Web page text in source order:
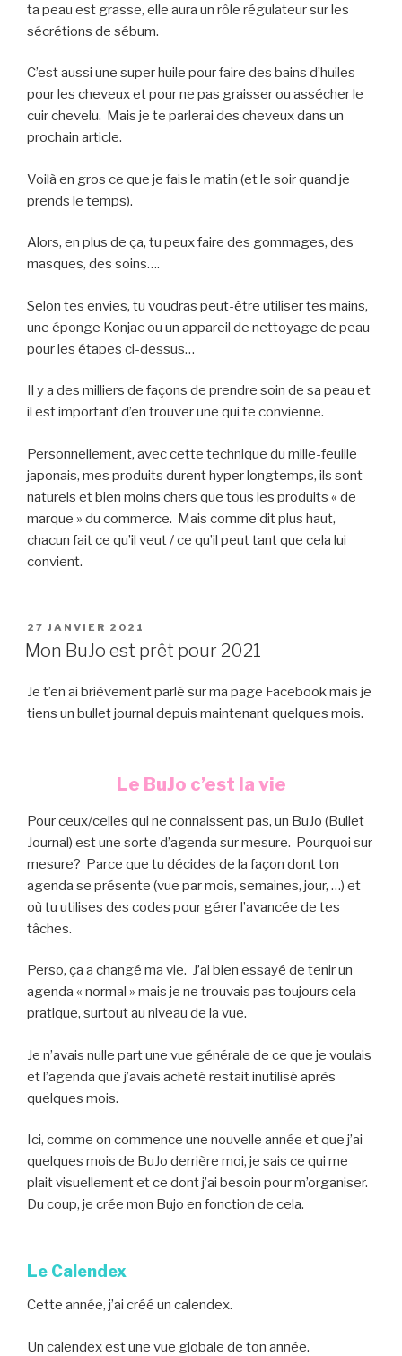
ta peau est grasse, elle aura un rôle régulateur sur les
sécrétions de sébum.
C’est aussi une super huile pour faire des bains d’huiles
pour les cheveux et pour ne pas graisser ou assécher le
cuir chevelu. Mais je te parlerai des cheveux dans un
prochain article.
Voilà en gros ce que je fais le matin (et le soir quand je
prends le temps).
Alors, en plus de ça, tu peux faire des gommages, des
masques, des soins….
Selon tes envies, tu voudras peut-être utiliser tes mains,
une éponge Konjac ou un appareil de nettoyage de peau
pour les étapes ci-dessus…
Il y a des milliers de façons de prendre soin de sa peau et
il est important d’en trouver une qui te convienne.
Personnellement, avec cette technique du mille-feuille
japonais, mes produits durent hyper longtemps, ils sont
naturels et bien moins chers que tous les produits « de
marque » du commerce. Mais comme dit plus haut,
chacun fait ce qu’il veut / ce qu’il peut tant que cela lui
convient.
PUBLIÉ
LE
27 JANVIER 2021
Mon BuJo est prêt pour 2021
Je t’en ai brièvement parlé sur ma page Facebook mais je
tiens un bullet journal depuis maintenant quelques mois.
Le BuJo c’est la vie
Pour ceux/celles qui ne connaissent pas, un BuJo (Bullet
Journal) est une sorte d’agenda sur mesure. Pourquoi sur
mesure? Parce que tu décides de la façon dont ton
agenda se présente (vue par mois, semaines, jour, …) et
où tu utilises des codes pour gérer l’avancée de tes
tâches.
Perso, ça a changé ma vie. J’ai bien essayé de tenir un
agenda « normal » mais je ne trouvais pas toujours cela
pratique, surtout au niveau de la vue.
Je n’avais nulle part une vue générale de ce que je voulais
et l’agenda que j’avais acheté restait inutilisé après
quelques mois.
Ici, comme on commence une nouvelle année et que j’ai
quelques mois de BuJo derrière moi, je sais ce qui me
plait visuellement et ce dont j’ai besoin pour m’organiser.
Du coup, je crée mon Bujo en fonction de cela.
Le Calendex
Cette année, j’ai créé un calendex.
Un calendex est une vue globale de ton année.